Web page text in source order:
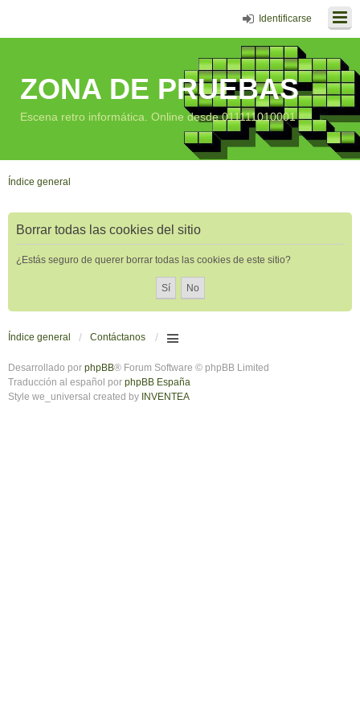
Identificarse
ZONA DE PRUEBAS
Escena retro informática. Online desde 011111010001
Índice general
Borrar todas las cookies del sitio
¿Estás seguro de querer borrar todas las cookies de este sitio?
Índice general Contáctanos
Desarrollado por phpBB® Forum Software © phpBB Limited
Traducción al español por phpBB España
Style we_universal created by INVENTEA